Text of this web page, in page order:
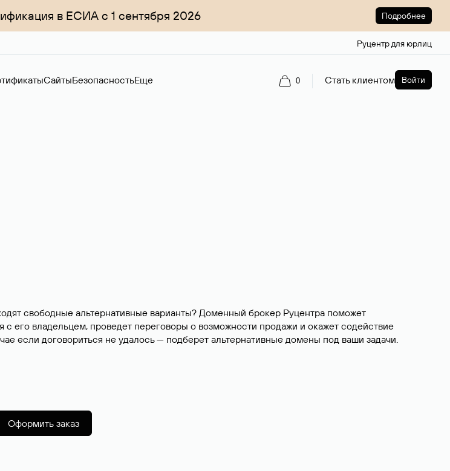
в ЕСИА с 1 сентября 2026 Подробнее
Руцентр для юрлиц
СайтыБезопасностьЕще 0 Стать клиентом Войти
свободные альтернативные варианты? Доменный брокер Руцентра поможет
его владельцем, проведет переговоры о возможности продажи и окажет содействие
если договориться не удалось — подберет альтернативные домены под ваши задачи.
Оформить заказ